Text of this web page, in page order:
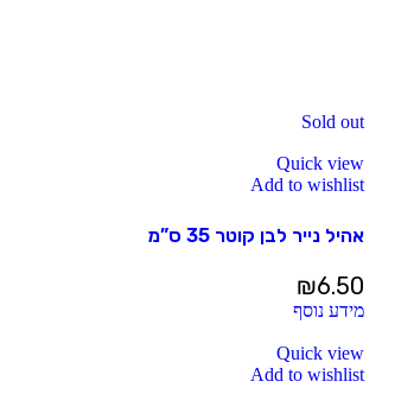
Sold out
Quick view
Add to wishlist
אהיל נייר לבן קוטר 35 ס”מ
₪6.50
מידע נוסף
Quick view
Add to wishlist